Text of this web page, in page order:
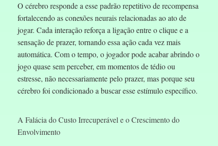
O cérebro responde a esse padrão repetitivo de recompensa
fortalecendo as conexões neurais relacionadas ao ato de
jogar. Cada interação reforça a ligação entre o clique e a
sensação de prazer, tornando essa ação cada vez mais
automática. Com o tempo, o jogador pode acabar abrindo o
jogo quase sem perceber, em momentos de tédio ou
estresse, não necessariamente pelo prazer, mas porque seu
cérebro foi condicionado a buscar esse estímulo específico.
A Falácia do Custo Irrecuperável e o Crescimento do
Envolvimento